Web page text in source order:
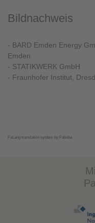
Bildnachweis
- BARD Emden Energy
Emden
- STATIKWERK GmbH
- Fraunhofer Institut,
FaLang translation system by Faboba